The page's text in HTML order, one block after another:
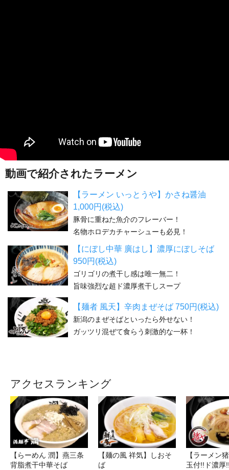
動画で紹介されたラーメン
【ラーメン いっとうや】かさね醤油
1,000円(税込)
豚骨に重ねた魚介のフレーバー！
名物ホロデカチャーシューも必見！
【にぼし中華 廣はし】濃厚にぼしそば
950円(税込)
ゴリゴリの煮干し感は唯一無二！
旨味強烈な超ド濃厚煮干しスープ
【麺者 風天】辛肉まぜそば 750円(税込)
新潟のまぜそばといったら外せない！
ガッツリ混ぜて食らう刺激的な一杯！
アクセスランキング
【らーめん 潤】燕三条
背脂煮干中華そば
【麺の風 祥気】しおそ
ば
【ラーメン
玉付!!ド濃厚